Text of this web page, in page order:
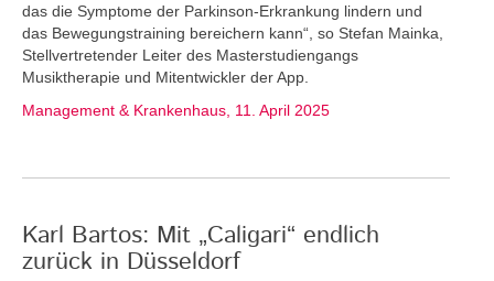
das die Symptome der Parkinson-Erkrankung lindern und
das Bewegungstraining bereichern kann“, so Stefan Mainka,
Stellvertretender Leiter des Masterstudiengangs
Musiktherapie und Mitentwickler der App.
Management & Krankenhaus, 11. April 2025
Karl Bartos: Mit „Caligari“ endlich
zurück in Düsseldorf